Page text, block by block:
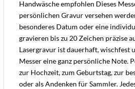
Handwäsche empfohlen Dieses
persönlichen Gravur versehen
besonderes Datum oder eine
gravieren bis zu 20 Zeichen präzise
Lasergravur ist dauerhaft, wischfest
Messer eine ganz persönliche Note.
zur Hochzeit, zum Geburtstag, zur
oder als Andenken für Sammler.